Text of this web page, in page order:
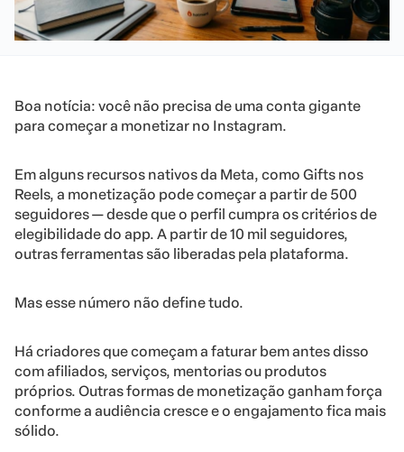
Boa notícia: você não precisa de uma conta gigante
para começar a monetizar no Instagram.
Em alguns recursos nativos da Meta, como Gifts nos
Reels, a monetização pode começar a partir de 500
seguidores — desde que o perfil cumpra os critérios de
elegibilidade do app. A partir de 10 mil seguidores,
outras ferramentas são liberadas pela plataforma.
Mas esse número não define tudo.
Há criadores que começam a faturar bem antes disso
com afiliados, serviços, mentorias ou produtos
próprios. Outras formas de monetização ganham força
conforme a audiência cresce e o engajamento fica mais
sólido.